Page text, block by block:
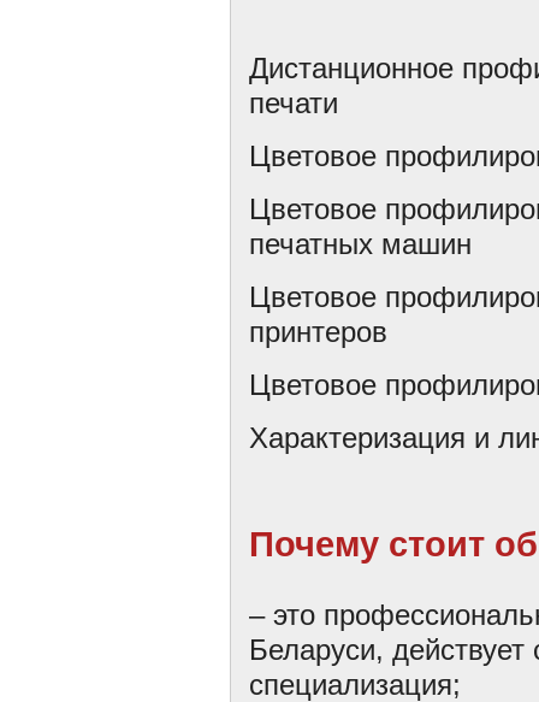
Дистанционное
печати
Цветовое
Цветовое
печатных машин
Цветовое
принтеров
Цветовое
Характеризация и
Почему стоит
– это
Беларуси,
специализация;